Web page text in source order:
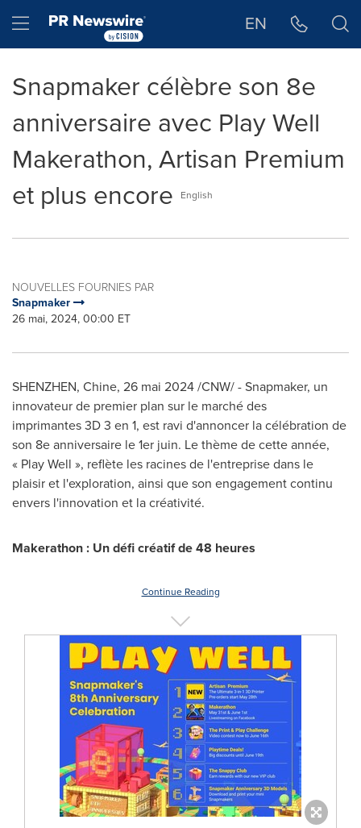
Hamburger menu EN
Snapmaker célèbre son 8e
anniversaire avec Play Well
Makerathon, Artisan Premium
et plus encore
English
NOUVELLES FOURNIES PAR
Snapmaker
26 mai, 2024, 00:00 ET
SHENZHEN, Chine, 26 mai 2024/CNW/ - Snapmaker, un
innovateur de premier plan sur le marché des
imprimantes 3D 3 en 1, est ravi d'annoncer la célébration de
son 8e anniversaire le 1er juin. Le thème de cette année,
« Play Well », reflète les racines de l'entreprise dans le
plaisir et l'exploration, ainsi que son engagement continu
envers l'innovation et la créativité.
Makerathon : Un défi créatif de 48 heures
Continue Reading